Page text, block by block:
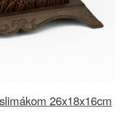
26x18x16cm